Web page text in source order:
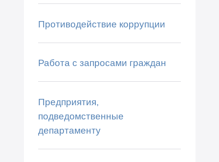
Противодействие коррупции
Работа с запросами граждан
Предприятия,
подведомственные
департаменту